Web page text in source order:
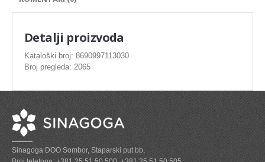
ZAMRZNUTO MESO SVINJSKO
ZAMRZNUTA RIBA
ZAMRZNUTO MESO PILETINA
PASTETE I MESNI NARESCI
TUNJEVINE I KONZERVE
GOTOVA JELA
Detalji proizvoda
Kataloški broj: 8690997113030
Broj pregleda: 2065
Sinagoga DOO Sombor, Staparski put bb,